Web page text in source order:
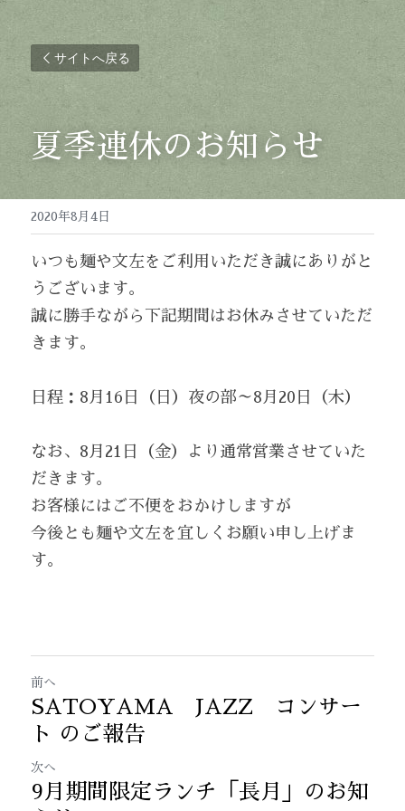
サイトへ戻る
夏季連休のお知らせ
2020年8月4日
いつも麺や文左をご利用いただき誠にありがと
うございます。
誠に勝手ながら下記期間はお休みさせていただ
きます。
日程：8月16日（日）夜の部～8月20日（木）
なお、8月21日（金）より通常営業させていた
だきます。
お客様にはご不便をおかけしますが
今後とも麺や文左を宜しくお願い申し上げま
す。
前へ
SATOYAMA JAZZ コンサー
ト のご報告
次へ
9月期間限定ランチ「長月」のお知